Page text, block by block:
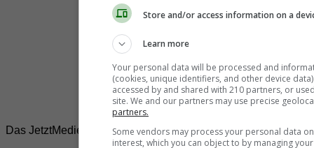
Das JetztMedien.com Medien Netzwerk
Store and/or access information on a
Learn more
Your personal data will be processed and
(cookies, unique identifiers, and other device
accessed by and shared with 210 partners, or
site. We and our partners may use precise
partners.
Some vendors may process your personal data
interest, which you can object to by managing